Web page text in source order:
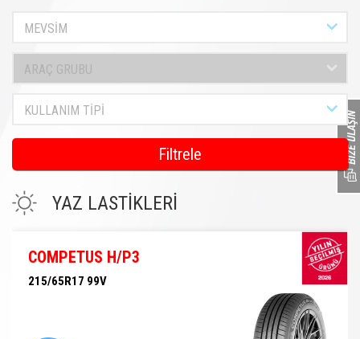
MEVSİM
ARAÇ GRUBU
KULLANIM TİPİ
Filtrele
YAZ LASTİKLERİ
COMPETUS H/P3
215/65R17 99V